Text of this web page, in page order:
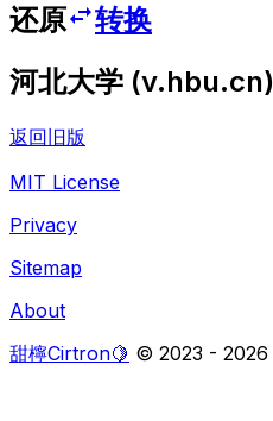
还原
转换
河北大学 (v.hbu.cn)
返回旧版
MIT License
Privacy
Sitemap
About
甜檸Cirtron🍋 © 2023 - 2026